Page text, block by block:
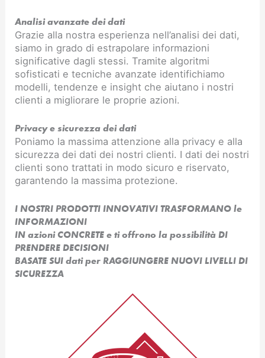
Analisi avanzate dei dati
Grazie alla nostra esperienza nell’analisi dei dati,
siamo in grado di estrapolare informazioni
significative dagli stessi. Tramite algoritmi
sofisticati e tecniche avanzate identifichiamo
modelli, tendenze e insight che aiutano i nostri
clienti a migliorare le proprie azioni.
Privacy e sicurezza dei dati
Poniamo la massima attenzione alla privacy e alla
sicurezza dei dati dei nostri clienti. I dati dei nostri
clienti sono trattati in modo sicuro e riservato,
garantendo la massima protezione.
I NOSTRI PRODOTTI INNOVATIVI TRASFORMANO le
INFORMAZIONI
IN azioni CONCRETE e ti offrono la possibilità DI
PRENDERE DECISIONI
BASATE SUI dati per RAGGIUNGERE NUOVI LIVELLI DI
SICUREZZA